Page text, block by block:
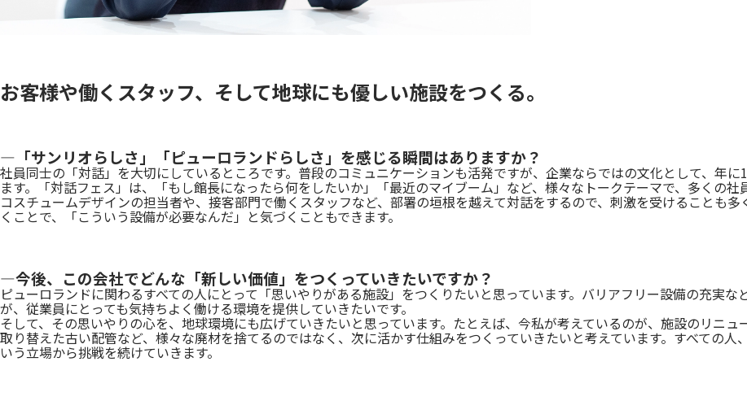
お客様や働くスタッフ、そして地球にも優しい施設をつくる。
―「サンリオらしさ」「ピューロランドらしさ」を感じる瞬間はありますか？
社員同士の「対話」を大切にしているところです。普段のコミュニケーションも活発ですが、企業ならではの文化として、年
ます。「対話フェス」は、「もし館長になったら何をしたいか」「最近のマイブーム」など、様々なトークテーマで、多くの社
コスチュームデザインの担当者や、接客部門で働くスタッフなど、部署の垣根を越えて対話をするので、刺激を受けることも
くことで、「こういう設備が必要なんだ」と気づくこともできます。
―今後、この会社でどんな「新しい価値」をつくっていきたいですか？
ピューロランドに関わるすべての人にとって「思いやりがある施設」をつくりたいと思っています。バリアフリー設備の充実
が、従業員にとっても気持ちよく働ける環境を提供していきたいです。
そして、その思いやりの心を、地球環境にも広げていきたいと思っています。たとえば、今私が考えているのが、施設のリニ
取り替えた古い配管など、様々な廃材を捨てるのではなく、次に活かす仕組みをつくっていきたいと考えています。すべての
いう立場から挑戦を続けていきます。